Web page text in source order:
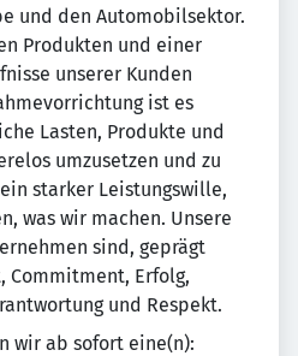
und den Automobilsektor.
Produkten und einer
unserer Kunden
ist es
Lasten, Produkte und
umzusetzen und zu
starker Leistungswille,
was wir machen. Unsere
sind, geprägt
Commitment, Erfolg,
und Respekt.
wir ab sofort eine(n):